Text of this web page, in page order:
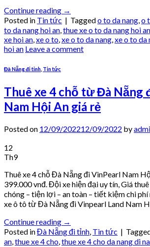
Continue reading →
Posted in Tin tức | Taggedo to da nang,o
to da nang hoi an,thue xe o to da nang hoi
xe hoi an,xe o to,xe o to da nang,xe o to da
hoi an Leave a comment
Đà Nẵng đi tỉnh Tin tức
Thuê xe 4 chỗ từ Đà Nẵng
Nam Hội An giá rẻ
Posted on 12/09/202212/09/2022 by
12
Th9
Thuê xe 4 chỗ Đà Nẵng đi VinPearl Nam
399.000 vnđ. Đội xe hiện đại uy tín, Giá
chóng – tiện lợi – an toàn – tiết kiệm chi
xe ô tô từ Đà Nẵng đi Vinpearl Land Nam
Continue reading →
Posted inĐà Nẵng đi tỉnh, Tin tức |
an,thue xe 4 cho,thue xe 4 cho da nang di